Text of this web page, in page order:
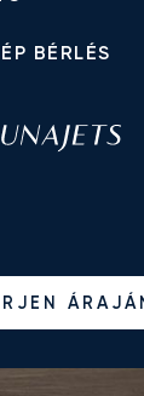
BÉRLÉS